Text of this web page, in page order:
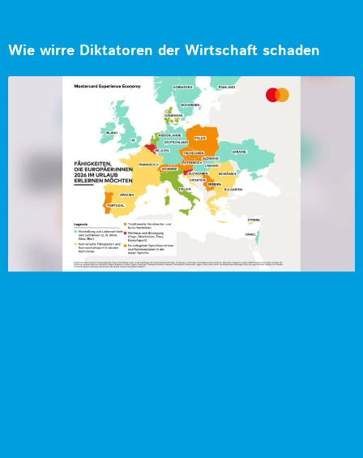
Wie wirre Diktatoren der Wirtschaft schaden